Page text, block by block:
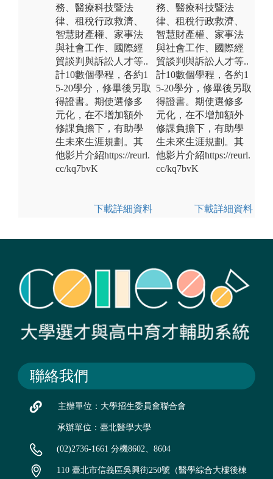
務、醫療科技暨法
律、租稅行政救濟、
智慧財產權、家事法
與社會工作、國際經
貿談判與訴訟人才等..
計10數個學程，各約1
5-20學分，修畢後另取
得證書。期使選修多
元化，在不增加額外
修課負擔下，有助學
生未來生涯規劃。其
他影片介紹https://reurl.
cc/kq7bvK
下載詳細資料
務、醫療科技暨法
律、租稅行政救濟、
智慧財產權、家事法
與社會工作、國際經
貿談判與訴訟人才等..
計10數個學程，各約1
5-20學分，修畢後另取
得證書。期使選修多
元化，在不增加額外
修課負擔下，有助學
生未來生涯規劃。其
他影片介紹https://reurl.
cc/kq7bvK
下載詳細資料
聯絡我們
主辦單位：大學招生委員會聯合會
承辦單位：臺北醫學大學
(02)2736-1661 分機8602、8604
110 臺北市信義區吳興街250號（醫學綜合大樓後棟